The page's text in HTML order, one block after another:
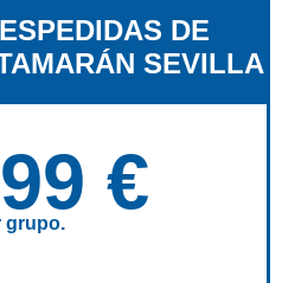
DE
SEVILLA
€
grupo.